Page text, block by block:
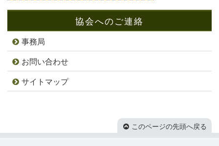
協会へのご連絡
事務局
お問い合わせ
サイトマップ
このページの先頭へ戻る